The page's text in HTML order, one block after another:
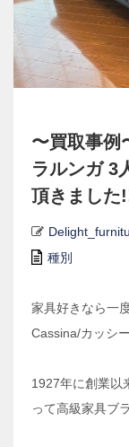
〜買取事例
ラルンガ 3
頂きました
種別
家具好きなら一
Cassina/カッシー
1927年に創業以
って高級家具ブ